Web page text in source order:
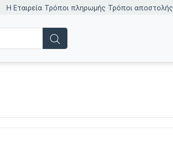
Η Εταιρεία Τρόποι πληρωμής Τρόποι αποστολής